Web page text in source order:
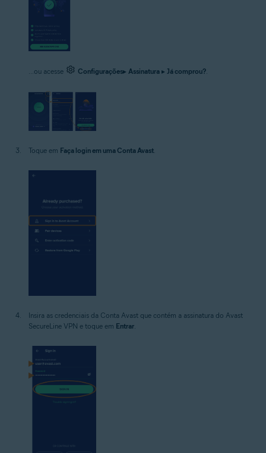
...ou acesse Configurações▸ Assinatura ▸ Já comprou?.
Toque em Faça login em uma Conta Avast
Insira as credenciais da Conta Avast que contém a assinatura do Avast
SecureLine VPN e toque em Entrar.